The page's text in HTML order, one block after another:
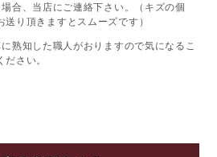
合、当店にご連絡下さい。（キズの個
り頂きますとスムーズです）
熟知した職人がおりますので気になるこ
さい。